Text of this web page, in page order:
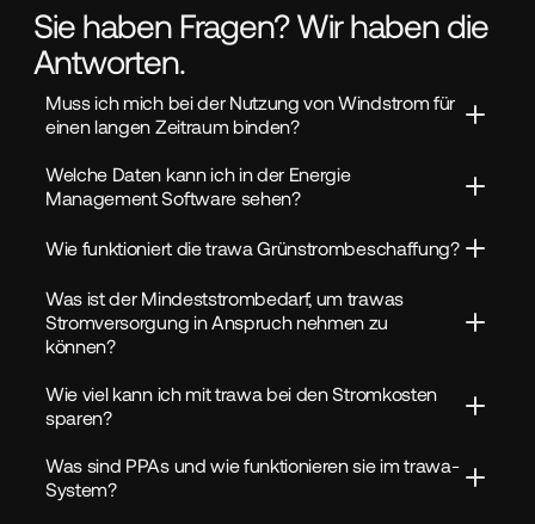
Sie haben Fragen? Wir haben die
Antworten.
Muss ich mich bei der Nutzung von Windstrom für
einen langen Zeitraum binden?
Welche Daten kann ich in der Energie
Management Software sehen?
Wie funktioniert die trawa Grünstrombeschaffung?
Was ist der Mindeststrombedarf, um trawas
Stromversorgung in Anspruch nehmen zu
können?
Wie viel kann ich mit trawa bei den Stromkosten
sparen?
Was sind PPAs und wie funktionieren sie im trawa-
System?